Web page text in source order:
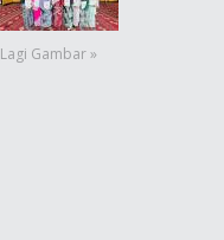
Lagi Gambar »